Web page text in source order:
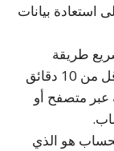
بيانات
طريقة
استرجاع ايميل gmail من الشركة بأقل من 10 دقائق
عبر متصفح أو
هو الذي